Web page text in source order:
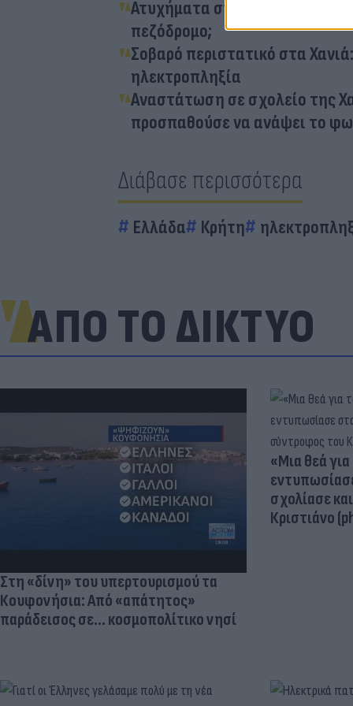
Ατυχήματα στην οδό 1821:
πεζόδρομο;
Σοβαρό περιστατικό στα
ηλεκτροπληξία
Aναστάτωση σε σχολείο της
προσπαθούσε να ανάψει το
Διάβασε περισσότερα
Ελλάδα Κρήτη
ΑΠΟ ΤΟ ΔΙΚΤΥΟ
Στη «δίνη» του υπερτουρισμού τα
Κουφονήσια: Από «απάτητος»
παράδεισος σε... κοσμοπολίτικο νησί
«Μια θεά
σχολίασε
Κριστιάνο